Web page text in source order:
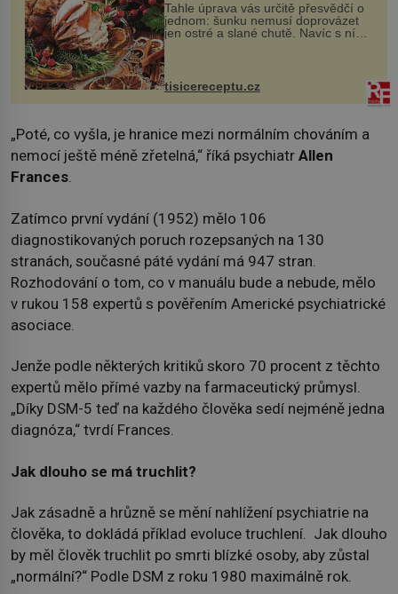
Tahle úprava vás určitě přesvědčí o
jednom: šunku nemusí doprovázet
jen ostré a slané chutě. Navíc s ní
nakrmíte poměrně hodně hladových
krků. Ingredience sádlo 3 kg šunky
vcelku 3 stroužky česneku hl...
tisicereceptu.cz
„Poté, co vyšla, je hranice mezi normálním chováním a
nemocí ještě méně zřetelná,“ říká psychiatr Allen
Frances.
Zatímco první vydání (1952) mělo 106
diagnostikovaných poruch rozepsaných na 130
stranách, současné páté vydání má 947 stran.
Rozhodování o tom, co v manuálu bude a nebude, mělo
v rukou 158 expertů s pověřením Americké psychiatrické
asociace.
Jenže podle některých kritiků skoro 70 procent z těchto
expertů mělo přímé vazby na farmaceutický průmysl.
„Díky DSM-5 teď na každého člověka sedí nejméně jedna
diagnóza,“ tvrdí Frances.
Jak dlouho se má truchlit?
Jak zásadně a hrůzně se mění nahlížení psychiatrie na
člověka, to dokládá příklad evoluce truchlení. Jak dlouho
by měl člověk truchlit po smrti blízké osoby, aby zůstal
„normální?“ Podle DSM z roku 1980 maximálně rok.